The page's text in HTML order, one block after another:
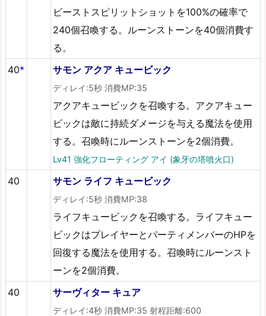
ビーストスピリットショットを100%の確率で
240個召喚する。ルーンストーンを40個消費す
る。
40* サモン アクア キュービック
ディレイ:5秒 消費MP:35
アクアキュービックを召喚する。アクアキュー
ビックは敵に持続ダメージを与える魔法を使用
する。召喚時にルーンストーンを2個消費。
Lv41 強化フローティング アイ (象牙の塔噴火口)
40 サモン ライフ キュービック
ディレイ:5秒 消費MP:38
ライフキュービックを召喚する。ライフキュー
ビックはプレイヤーとパーティメンバーのHPを
回復する魔法を使用する。召喚時にルーンスト
ーンを2個消費。
40
サーヴィター キュア
ディレイ:4秒 消費MP:35 射程距離:600